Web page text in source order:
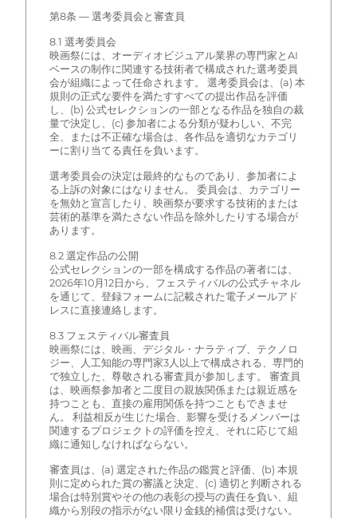
第8条 — 選考委員会と審査員
8.1 選考委員会
映画祭には、オーディオビジュアル業界の専門家とAI
ベースの制作に関連する技術者で構成された選考委員
会が組織によって任命されます。 選考委員会は、(a) 本
規則の正式な要件を満たすすべての提出作品を評価
し、(b) 公式セレクションの一部となる作品を独自の裁
量で決定し、(c) 参加者による分類が疑わしい、不完
全、または不正確な場合は、各作品を適切なカテゴリ
ーに割り当てる責任を負います。
選考委員会の決定は最終的なものであり、参加者によ
る上訴の対象にはなりません。 委員会は、カテゴリー
を無効と宣言したり、映画祭が要求する技術的または
芸術的基準を満たさない作品を除外したりする場合が
あります。
8.2 選定作品の公開
公式セレクションの一部を構成する作品の著者には、
2026年10月12日から、フェスティバルの公式チャネル
を通じて、登録フォームに記載された電子メールアド
レスに直接連絡します。
8.3 フェスティバル審査員
映画祭には、映画、デジタル・ナラティブ、テクノロ
ジー、人工知能の専門家3人以上で構成される、専門的
で独立した、尊敬される審査員が参加します。 審査員
は、映画祭参加者と二度目の親族関係または親近感を
持つことも、直接の雇用関係を持つこともできませ
ん。 利益相反が生じた場合、影響を受けるメンバーは
関連するプロジェクトの評価を控え、それに応じて組
織に通知しなければならない。
審査員は、(a) 選定された作品の鑑賞と評価、(b) 本規
則に定められた賞の審議と決定、(c) 適切と判断される
場合は特別賞やその他の表彰の授与の責任を負い、組
織から別段の指示がない限り金銭的補償は受けない。